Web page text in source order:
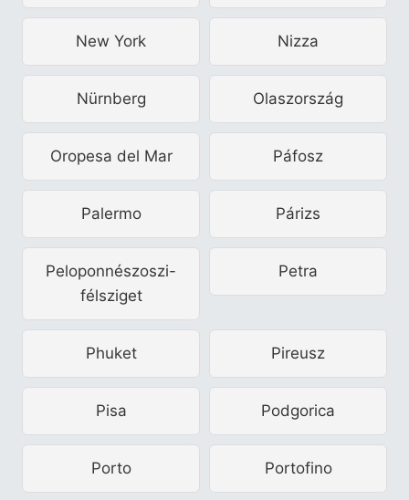
New York Nizza
Nürnberg Olaszország
Oropesa del Mar Páfosz
Palermo Párizs
Peloponnészoszi-
félsziget
Petra
Phuket Pireusz
Pisa Podgorica
Porto Portofino